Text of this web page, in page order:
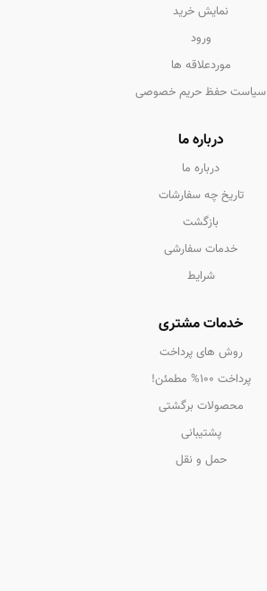
نمایش خرید
ورود
موردعلاقه ها
سیاست حفظ حریم خصوصی
درباره ما
درباره ما
تاریخ چه سفارشات
بازگشت
خدمات سفارشی
شرایط
خدمات مشتری
روش های پرداخت
پرداخت 100% مطمئن!
محصولات برگشتی
پشتیبانی
حمل و نقل